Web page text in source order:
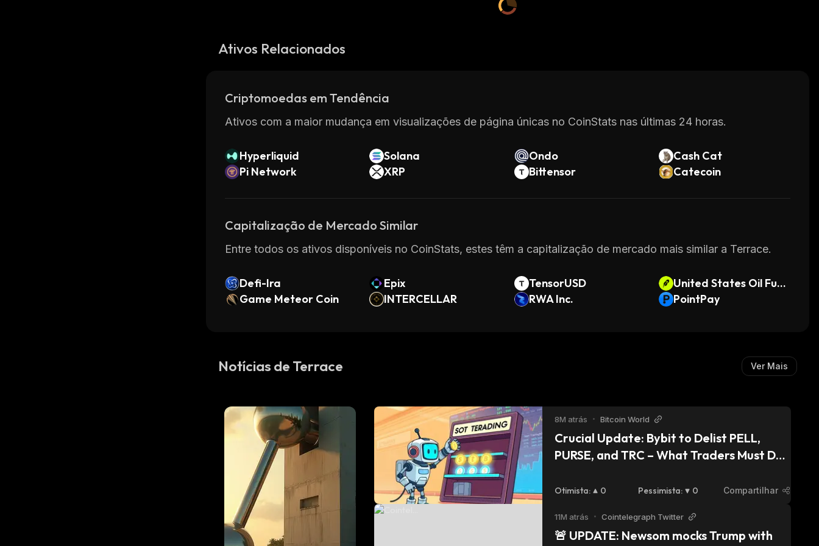
Ativos Relacionados
Criptomoedas em Tendência
Ativos com a maior mudança em visualizações de página únicas no CoinStats nas últimas 24 horas.
Hyperliquid Solana Ondo
Cash Cat
Pi Network
XRP Bittensor Catecoin
Capitalização de Mercado Similar
Entre todos os ativos disponíveis no CoinStats, estes têm a capitalização de mercado mais similar a Terrace.
Defi-Ira Epix TensorUSD
United States Oil Fund
• Robinhood Token
Game Meteor Coin INTERCELLAR RWA Inc. PointPay
Notícias de Terrace Ver Mais
8M atrás • Bitcoin World
Crucial Update: Bybit to Delist PELL,
PURSE, and TRC – What Traders Must Do
Otimista: 0 Pessimista: 0 Compartilhar
11M atrás • Cointelegraph Twitter
🚨 UPDATE: Newsom mocks Trump with